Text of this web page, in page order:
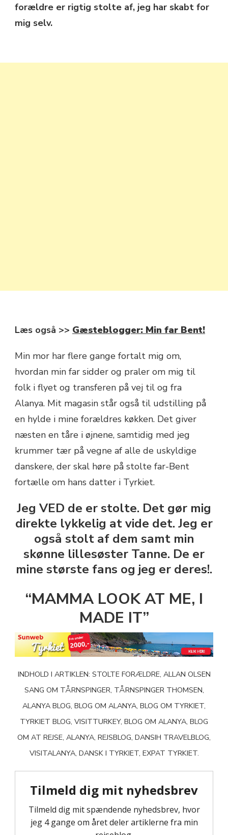
forældre er rigtig stolte af, jeg har skabt for
mig selv.
Læs også >> Gæsteblogger: Min far Bent!
Min mor har flere gange fortalt mig om,
hvordan min far sidder og praler om mig til
folk i flyet og transferen på vej til og fra
Alanya. Mit magasin står også til udstilling på
en hylde i mine forældres køkken. Det giver
næsten en tåre i øjnene, samtidig med jeg
krummer tær på vegne af alle de uskyldige
danskere, der skal høre på stolte far-Bent
fortælle om hans datter i Tyrkiet.
Jeg VED de er stolte. Det gør mig
direkte lykkelig at vide det. Jeg er
også stolt af dem samt min
skønne lillesøster Tanne. De er
mine største fans og jeg er deres!.
“MAMMA LOOK AT ME, I
MADE IT”
INDHOLD I ARTIKLEN: STOLTE FORÆLDRE, ALLAN OLSEN
SANG OM TÅRNSPINGER, TÅRNSPINGER THOMSEN,
ALANYA BLOG, BLOG OM ALANYA, BLOG OM TYRKIET,
TYRKIET BLOG, VISITTURKEY, BLOG OM ALANYA, BLOG
OM AT REJSE, ALANYA, REJSBLOG, DANSIH TRAVELBLOG,
VISITALANYA, DANSK I TYRKIET, EXPAT TYRKIET.